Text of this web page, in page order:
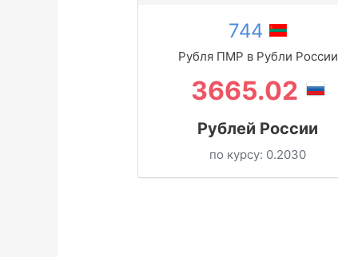
744
Рубля ПМР в Рубли России
3665.02
Рублей России
по курсу: 0.2030